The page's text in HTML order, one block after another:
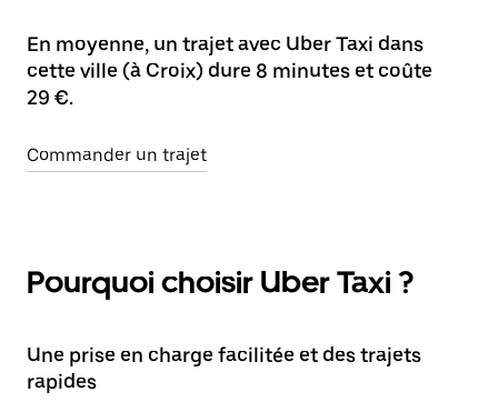
En moyenne, un trajet avec Uber Taxi dans
cette ville (à Croix) dure 8 minutes et coûte
29 €.
Commander un trajet
Pourquoi choisir Uber Taxi ?
Une prise en charge facilitée et des trajets
rapides